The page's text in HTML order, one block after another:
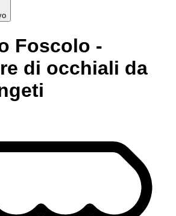
Foscolo -
di occhiali da